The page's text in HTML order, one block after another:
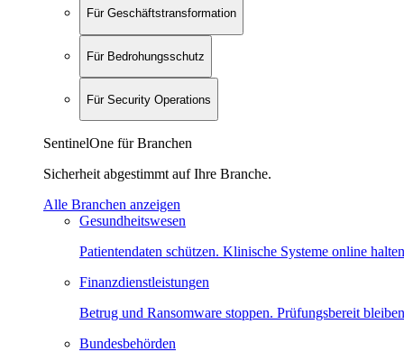
Für Geschäftstransformation
Für Bedrohungsschutz
Für Security Operations
SentinelOne für Branchen
Sicherheit abgestimmt auf Ihre Branche.
Alle Branchen anzeigen
Gesundheitswesen
Patientendaten schützen. Klinische Systeme online
Finanzdienstleistungen
Betrug und Ransomware stoppen. Prüfungsbereit
Bundesbehörden